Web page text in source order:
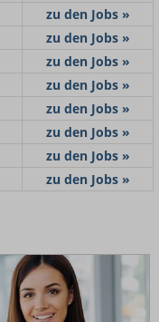
zu den Jobs »
zu den Jobs »
zu den Jobs »
zu den Jobs »
zu den Jobs »
zu den Jobs »
zu den Jobs »
zu den Jobs »